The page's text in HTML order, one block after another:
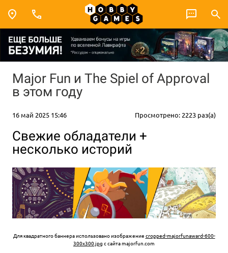
Major Fun и The Spiel of Approval
в этом году
16 май 2025 15:46 Просмотрено: 2223 раз(а)
Свежие обладатели +
несколько историй
Для квадратного баннера использовано изображение cropped-majorfunaward-600-
300x300.jpg с сайта majorfun.com